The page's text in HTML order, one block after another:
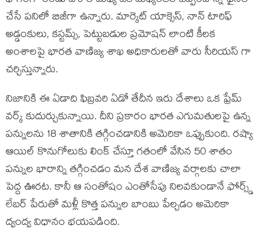
చేసే పనిలో బిజీగా ఉన్నారు. మార్కెట్ యాక్సెస్, నాన్ టారిఫ్
అడ్డంకులు, కస్టమ్స్, పెట్టుబడుల ప్రమోషన్ లాంటి కీలక
అంశాలపై భారత వాణిజ్య శాఖ అధికారులతో వారు సీరియస్ గా
చర్చిస్తున్నారు.
నిజానికి ఈ ఏడాది ఫిబ్రవరి ఏడో తేదీన ఇరు దేశాలు ఒక ఫ్రేమ్
వర్క్ కుదుర్చుకున్నాయి. దీని ప్రకారం భారత ఎగుమతులపై ఉన్న
పన్నులను 18 శాతానికి తగ్గించడానికి అమెరికా ఒప్పుకుంది. రష్యా
ఆయిల్ కొనుగోలుకు లింక్ చేస్తూ గతంలో వేసిన 50 శాతం
పన్నుల భారాన్ని తగ్గించడం మన దేశ వాణిజ్య వర్గాలకు చాలా
పెద్ద ఊరట. కానీ ఆ సంతోషం ఎంతోసేపు నిలవకుండానే ఫోర్స్డ్
లేబర్ పేరుతో మళ్లీ కొత్త పన్నుల బాంబు పేల్చడం అమెరికా
ద్వంద్వ విధానం భయపడింది.